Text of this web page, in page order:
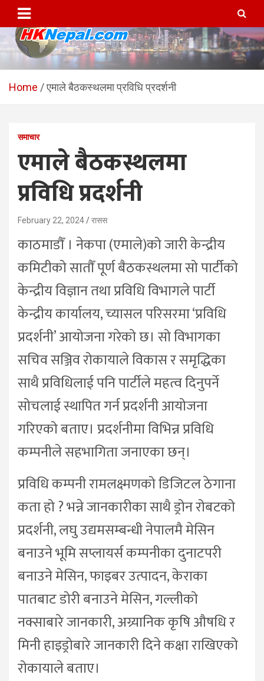
content
HKNepal.com – हङकङबाट
सञ्चालित पहिलो नेपाली अनलाईन
hknepal, hknepal.com, hk nepal, hk nepal com
Home एमाले बैठकस्थलमा प्रविधि प्रदर्शनी
समाचार
एमाले बैठकस्थलमा
प्रविधि प्रदर्शनी
February 22, 2024 रासस
काठमाडौँ । नेकपा (एमाले)को जारी केन्द्रीय
कमिटीको सातौँ पूर्ण बैठकस्थलमा सो पार्टीको
केन्द्रीय विज्ञान तथा प्रविधि विभागले पार्टी
केन्द्रीय कार्यालय, च्यासल परिसरमा ‘प्रविधि
प्रदर्शनी’ आयोजना गरेको छ। सो विभागका
सचिव सञ्जिव रोकायाले विकास र समृद्धिका
साथै प्रविधिलाई पनि पार्टीले महत्व दिनुपर्ने
सोचलाई स्थापित गर्न प्रदर्शनी आयोजना
गरिएको बताए। प्रदर्शनीमा विभिन्न प्रविधि
कम्पनीले सहभागिता जनाएका छन्।
प्रविधि कम्पनी रामलक्ष्मणको डिजिटल ठेगाना
कता हो ? भन्ने जानकारीका साथै ड्रोन रोबटको
प्रदर्शनी, लघु उद्यमसम्बन्धी नेपालमै मेसिन
बनाउने भूमि सप्लायर्स कम्पनीका दुनाटपरी
बनाउने मेसिन, फाइबर उत्पादन, केराका
पातबाट डोरी बनाउने मेसिन, गल्लीको
नक्साबारे जानकारी, अग्र्यानिक कृषि औषधि र
मिनी हाइड्रोबारे जानकारी दिने कक्षा राखिएको
रोकायाले बताए।